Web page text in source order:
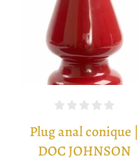
Plug anal conique |
DOC JOHNSON